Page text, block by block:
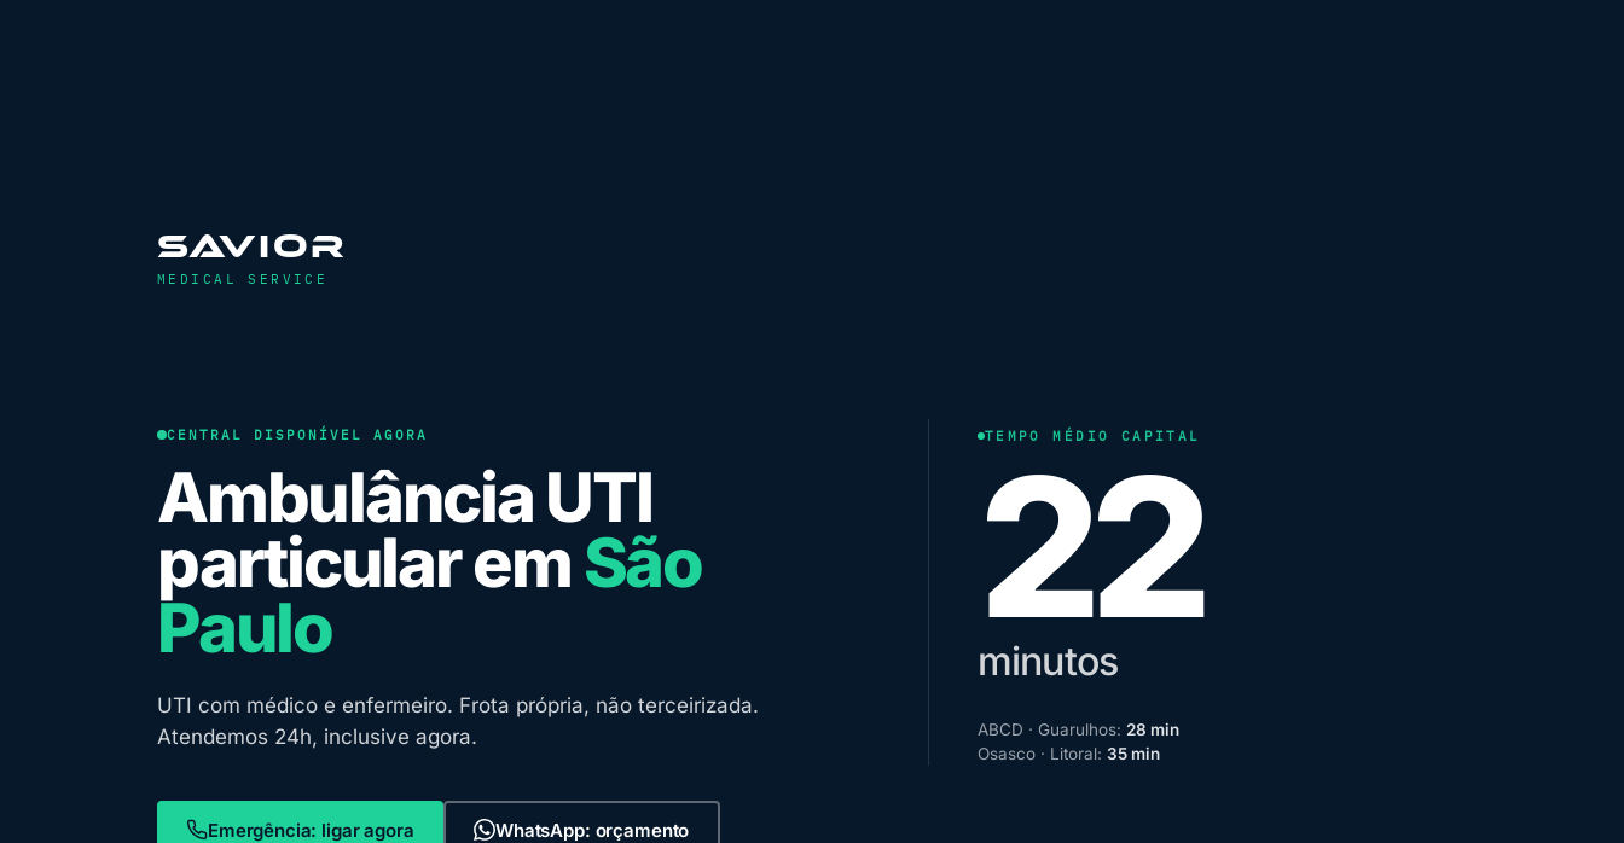
SAVIOR
MEDICAL SERVICE
CENTRAL DISPONÍVEL AGORA
Ambulância UTI
particular emSão
Paulo
UTI com médico e enfermeiro. Frota própria, não terceirizada.
Atendemos 24h, inclusive agora.
Emergência: ligar agora WhatsApp: orçamento
TEMPO MÉDIO CAPITAL
22
minutos
ABCD · Guarulhos: 28 min
Osasco · Litoral: 35 min